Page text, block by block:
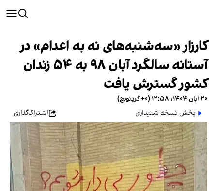
کارزار «سه‌شنبه‌های نه به اعدام» در
آستانه سالگرد آبان ۹۸ به ۵۴ زندان
کشور گسترش یافت
۲۰ آبان ۱۴۰۴، ۱۲:۵۸ (‎+۰ گرینویچ)
پخش نسخه شنیداری
اشتراک‌گذاری